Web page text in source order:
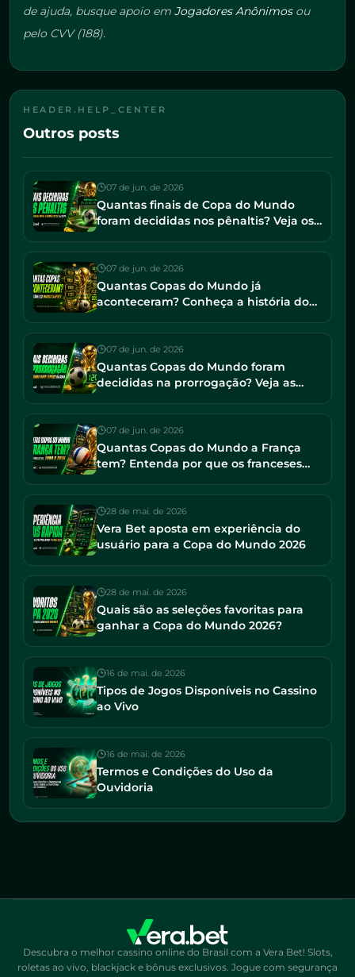
de ajuda, busque apoio em Jogadores Anônimosou
pelo CVV (188).
HEADER.HELP_CENTER
Outros posts
07 de jun. de 2026
Quantas finais de Copa do Mundo
foram decididas nos pênaltis? Veja os
07 de jun. de 2026
Quantas Copas do Mundo já
aconteceram? Conheça a história do
07 de jun. de 2026
Quantas Copas do Mundo foram
decididas na prorrogação? Veja as
07 de jun. de 2026
Quantas Copas do Mundo a França
tem? Entenda por que os franceses
28 de mai. de 2026
Vera Bet aposta em experiência do
usuário para a Copa do Mundo 2026
28 de mai. de 2026
Quais são as seleções favoritas para
ganhar a Copa do Mundo 2026?
16 de mai. de 2026
Tipos de Jogos Disponíveis no Cassino
ao Vivo
16 de mai. de 2026
Termos e Condições do Uso da
Ouvidoria
Descubra o melhor cassino online do Brasil com a Vera Bet! Slots,
roletas ao vivo, blackjack e bônus exclusivos. Jogue com segurança